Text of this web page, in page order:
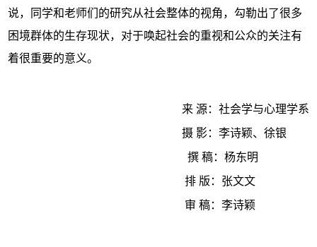
说，同学和老师们的研究从社会整体的视角，勾勒出了很多
困境群体的生存现状，对于唤起社会的重视和公众的关注有
着很重要的意义。
来 源：社会学与心理学系
摄 影：李诗颖、徐银
撰 稿：杨东明
排 版：张文文
审 稿：李诗颖